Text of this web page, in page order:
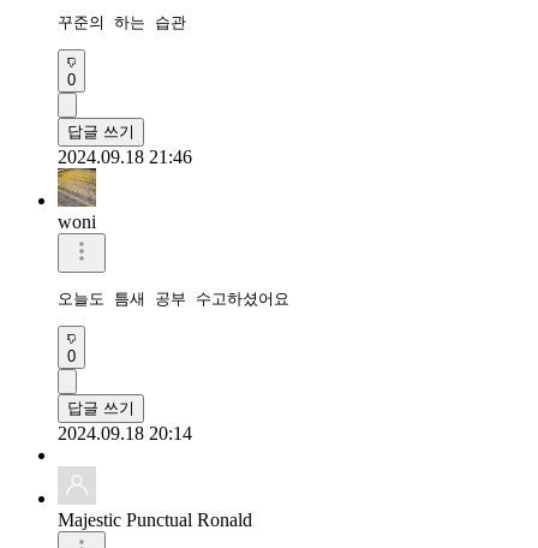
꾸준의 하는 습관
0
답글 쓰기
2024.09.18 21:46
woni
오늘도 틈새 공부 수고하셨어요
0
답글 쓰기
2024.09.18 20:14
Majestic Punctual Ronald